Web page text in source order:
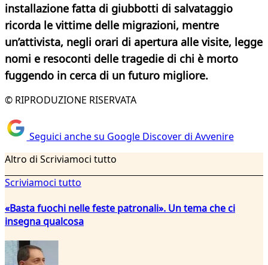
installazione fatta di giubbotti di salvataggio
ricorda le vittime delle migrazioni, mentre
un’attivista, negli orari di apertura alle visite, legge
nomi e resoconti delle tragedie di chi è morto
fuggendo in cerca di un futuro migliore.
© RIPRODUZIONE RISERVATA
Seguici anche su Google Discover di Avvenire
Altro di Scriviamoci tutto
Scriviamoci tutto
«Basta fuochi nelle feste patronali». Un tema che ci
insegna qualcosa